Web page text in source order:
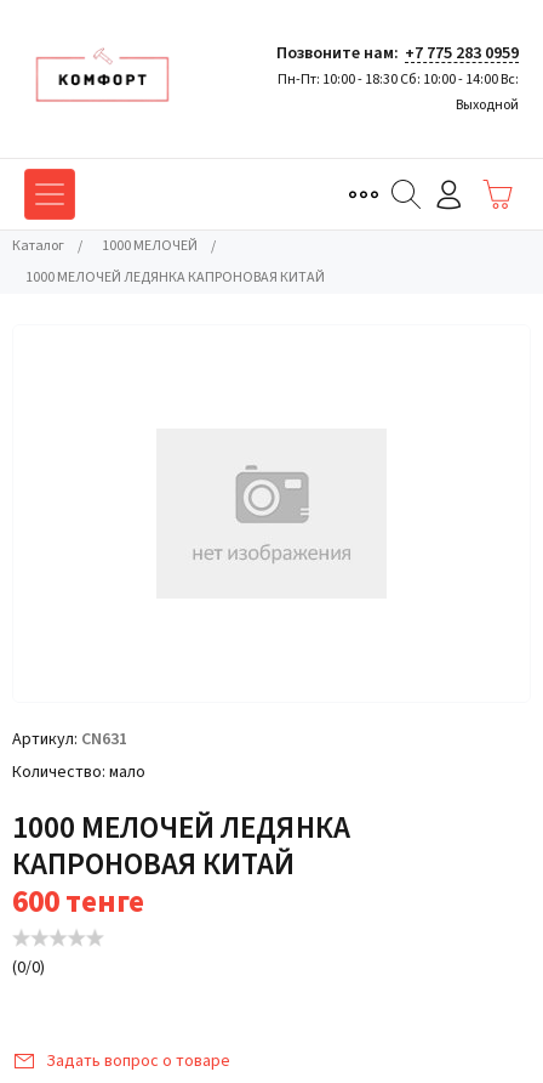
Позвоните нам: +7 775 283 0959
Пн-Пт: 10:00 - 18:30 Сб: 10:00 - 14:00 Вс:
Выходной
Каталог / 1000 МЕЛОЧЕЙ
/
1000 МЕЛОЧЕЙ ЛЕДЯНКА КАПРОНОВАЯ КИТАЙ
Артикул CN631
Количество мало
1000 МЕЛОЧЕЙ ЛЕДЯНКА
КАПРОНОВАЯ КИТАЙ
600тенге
(0/0)
Задать вопрос о товаре